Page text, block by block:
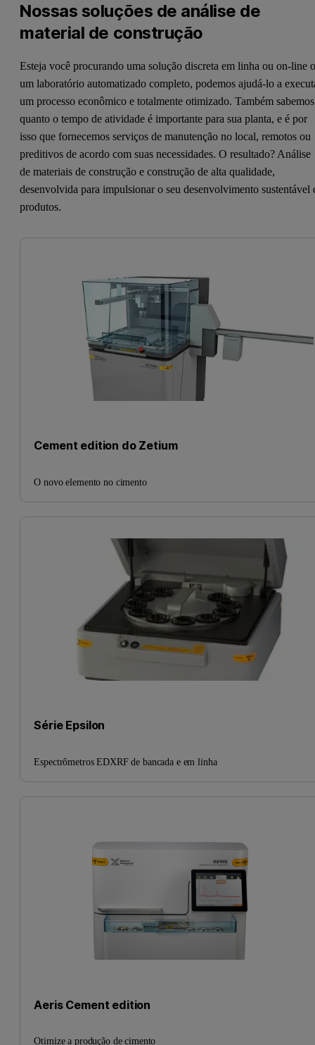
Nossas soluções de análise de
material de construção
Esteja você procurando uma solução discreta em linha ou on-line
um laboratório automatizado completo, podemos ajudá-lo a
um processo econômico e totalmente otimizado. Também
quanto o tempo de atividade é importante para sua planta, e é por
isso que fornecemos serviços de manutenção no local, remotos ou
preditivos de acordo com suas necessidades. O resultado? Análise
de materiais de construção e construção de alta qualidade,
desenvolvida para impulsionar o seu desenvolvimento sustentável
produtos.
Cement edition do Zetium
O novo elemento no cimento
Série Epsilon
Espectrômetros EDXRF de bancada e em linha
Aeris Cement edition
Otimize a produção de cimento